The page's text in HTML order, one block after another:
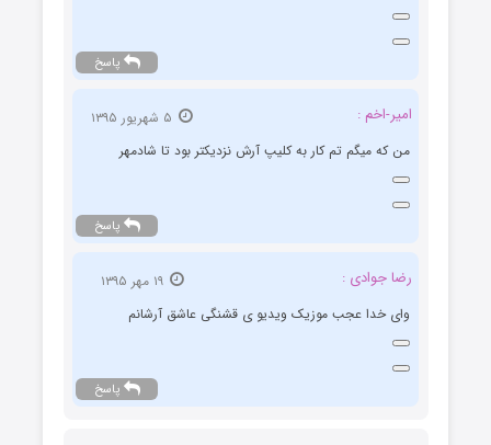
پاسخ
امیر-اخم :
من که میگم تم کار به کلیپ آرش نزدیکتر بود تا شادمهر
پاسخ
رضا جوادی :
۱۹ مهر ۱۳۹۵
وای خدا عجب موزیک ویدیو ی قشنگی عاشق آرشانم
پاسخ